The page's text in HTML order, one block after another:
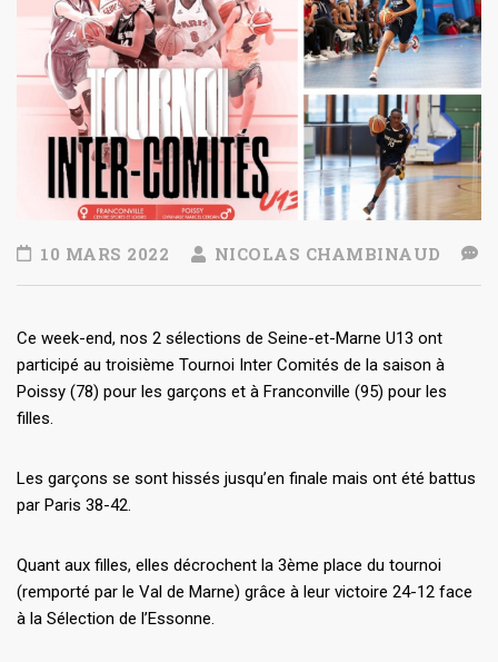
10 MARS 2022 NICOLAS CHAMBINAUD
Ce week-end, nos 2 sélections de Seine-et-Marne U13 ont
participé au troisième Tournoi Inter Comités de la saison à
Poissy (78) pour les garçons et à Franconville (95) pour les
filles.
Les garçons se sont hissés jusqu’en finale mais ont été battus
par Paris 38-42.
Quant aux filles, elles décrochent la 3ème place du tournoi
(remporté par le Val de Marne) grâce à leur victoire 24-12 face
à la Sélection de l’Essonne.